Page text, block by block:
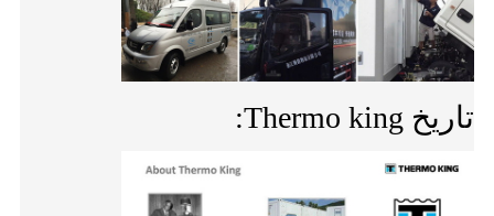
تاريخ Thermo king: